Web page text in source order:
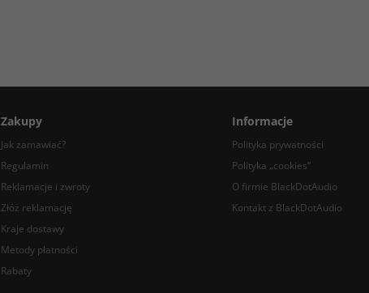
Zakupy
Jak zamawiać?
Regulamin
Reklamacje i zwroty
Złóż reklamację
Kraje dostawy
Metody płatności
Rabaty
Informacje
Polityka prywatności
Polityka „cookies”
O firmie BlackDotAudio
Kontakt z BlackDotAudio